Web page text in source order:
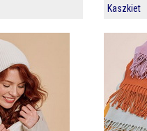
Kaszkiet